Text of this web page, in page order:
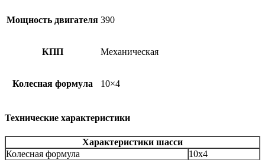
Мощность двигателя 390
КПП Механическая
Колесная формула 10×4
Технические характеристики
Характеристики шасси
Колесная формула
10x4